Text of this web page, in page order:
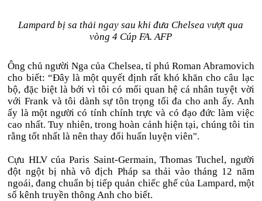
Lampard bị sa thải ngay sau khi đưa Chelsea vượt qua
vòng 4 Cúp FA. AFP
Ông chủ người Nga của Chelsea, tỉ phú Roman Abramovich
cho biết: “Đây là một quyết định rất khó khăn cho câu lạc
bộ, đặc biệt là bởi vì tôi có mối quan hệ cá nhân tuyệt vời
với Frank và tôi dành sự tôn trọng tối đa cho anh ấy. Anh
ấy là một người có tính chính trực và có đạo đức làm việc
cao nhất. Tuy nhiên, trong hoàn cảnh hiện tại, chúng tôi tin
rằng tốt nhất là nên thay đổi huấn luyện viên".
Cựu HLV của Paris Saint-Germain, Thomas Tuchel, người
đột ngột bị nhà vô địch Pháp sa thải vào tháng 12 năm
ngoái, đang chuẩn bị tiếp quản chiếc ghế của Lampard, một
số kênh truyền thông Anh cho biết.